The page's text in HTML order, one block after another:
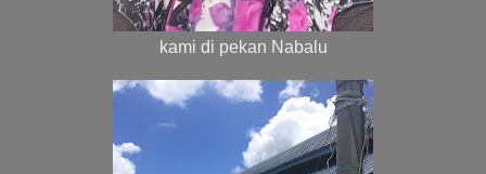
kami di pekan Nabalu